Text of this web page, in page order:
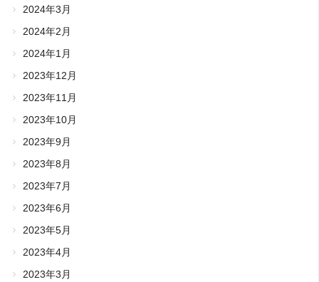
2024年3月
2024年2月
2024年1月
2023年12月
2023年11月
2023年10月
2023年9月
2023年8月
2023年7月
2023年6月
2023年5月
2023年4月
2023年3月